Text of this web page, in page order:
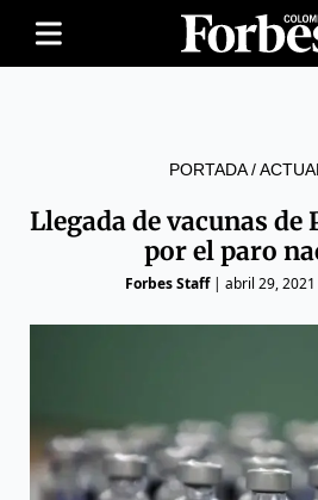
PORTADA/
Llegada de vacunas de
por el paro
Forbes Staff| abril 29,